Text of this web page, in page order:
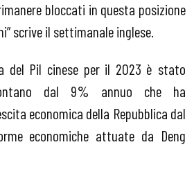
bloccati in questa posizione
scrive il settimanale inglese.
del Pil cinese per il 2023 è stato
dal 9% annuo che ha
economica della Repubblica dal
economiche attuate da Deng